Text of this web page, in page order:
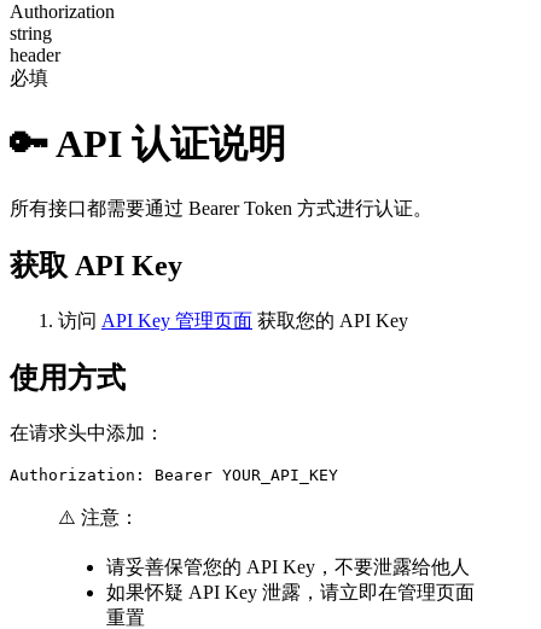
Authorization
string
header
必填
🔑 API 认证说明
所有接口都需要通过 Bearer Token 方式进行认证。
获取 API Key
访问 API Key 管理页面 获取您的 API Key
使用方式
在请求头中添加：
Authorization: Bearer YOUR_API_KEY
⚠️ 注意：
请妥善保管您的 API Key，不要泄露给他人
如果怀疑 API Key 泄露，请立即在管理页面
重置